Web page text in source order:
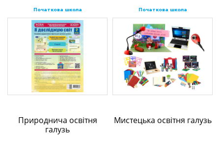
Початкова школа Початкова школа
Природнича освітня
галузь
Мистецька освітня галузь